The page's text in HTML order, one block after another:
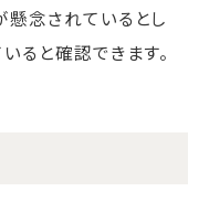
懸念されているとし
ると確認できます。